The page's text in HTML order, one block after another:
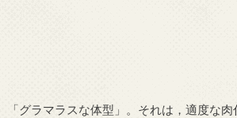
「グラマラスな体型」。それは，適度な